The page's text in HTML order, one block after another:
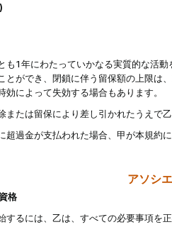
も1年にわたっていかなる実質的な活
ができ、閉鎖に伴う留保額の上限は、
によって失効する場合もあります。
または留保により差し引かれたうえで
超過金が支払われた場合、甲が本規約
アソシ
格
するには、乙は、すべての必要事項を